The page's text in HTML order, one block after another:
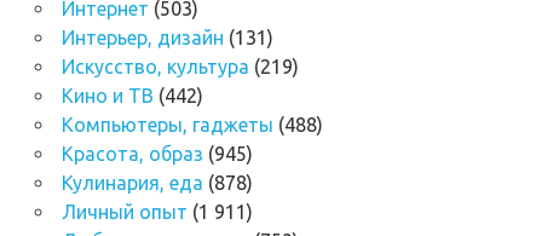
Интернет (503)
Интерьер, дизайн (131)
Искусство, культура (219)
Кино и ТВ (442)
Компьютеры, гаджеты (488)
Красота, образ (945)
Кулинария, еда (878)
Личный опыт (1 911)